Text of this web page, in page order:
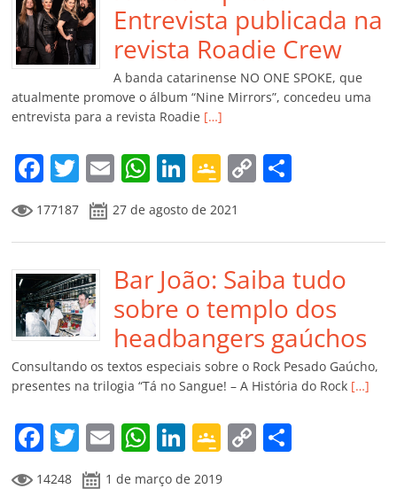
o
o
k
p
p
n Cl
a
ss
ro
o
m
n
k
til
h
ar
Entrevista publicada na
revista Roadie Crew
A banda catarinense NO ONE SPOKE, que
atualmente promove o álbum “Nine Mirrors”, concedeu uma
entrevista para a revista Roadie […]
F
a
c
e
b
o
o
k
T
w
itt
er
E
m
ai
l
W
at
s
A
p
p
Li
n
k
e
dI
n
G
o
o
gl
e
Cl
a
ss
ro
o
m
C
y
Li
n
k
p
ar
til
h
ar
177187 27 de agosto de 2021
Bar João: Saiba tudo
sobre o templo dos
headbangers gaúchos
Consultando os textos especiais sobre o Rock Pesado Gaúcho,
presentes na trilogia “Tá no Sangue! – A História do Rock […]
F
a
c
T
w
itt
E
m
ai
W
at
Li
n
k
G
o
o
C
14248 1 de março de 2019